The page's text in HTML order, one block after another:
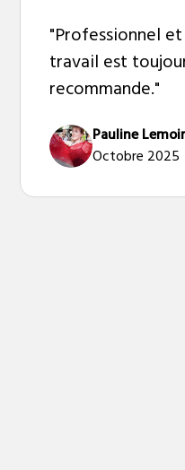
"Professionnel
travail est
recommande."
Pauline
Octobre 2025